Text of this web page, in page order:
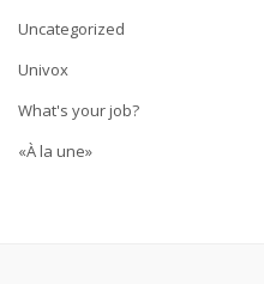
Uncategorized
Univox
What's your job?
«À la une»